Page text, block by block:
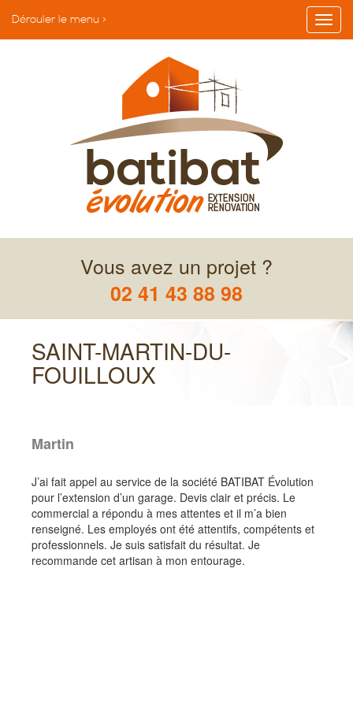
Dérouler le menu >
Vous avez un projet ?
02 41 43 88 98
SAINT-MARTIN-DU-
FOUILLOUX
Martin
J’ai fait appel au service de la société BATIBAT Évolution
pour l’extension d’un garage. Devis clair et précis. Le
commercial a répondu à mes attentes et il m’a bien
renseigné. Les employés ont été attentifs, compétents et
professionnels. Je suis satisfait du résultat. Je
recommande cet artisan à mon entourage.